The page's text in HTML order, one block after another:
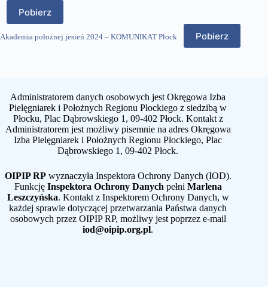
Pobierz
Akademia położnej jesień 2024 – KOMUNIKAT Płock Pobierz
Administratorem danych osobowych jest Okręgowa Izba
Pielęgniarek i Położnych Regionu Płockiego z siedzibą w
Płocku, Plac Dąbrowskiego 1, 09-402 Płock. Kontakt z
Administratorem jest możliwy pisemnie na adres Okręgowa
Izba Pielęgniarek i Położnych Regionu Płockiego, Plac
Dąbrowskiego 1, 09-402 Płock.
OIPIP RPwyznaczyła Inspektora Ochrony Danych (IOD).
Funkcję Inspektora Ochrony Danych pełni Marlena
Leszczyńska. Kontakt z Inspektorem Ochrony Danych, w
każdej sprawie dotyczącej przetwarzania Państwa danych
osobowych przez OIPIP RP, możliwy jest poprzez e-mail
iod@oipip.org.pl.